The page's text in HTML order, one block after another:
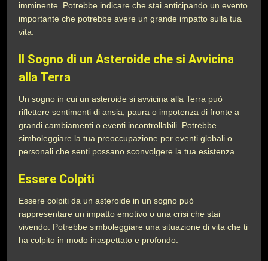
imminente. Potrebbe indicare che stai anticipando un evento
importante che potrebbe avere un grande impatto sulla tua
vita.
Il Sogno di un Asteroide che si Avvicina
alla Terra
Un sogno in cui un asteroide si avvicina alla Terra può
riflettere sentimenti di ansia, paura o impotenza di fronte a
grandi cambiamenti o eventi incontrollabili. Potrebbe
simboleggiare la tua preoccupazione per eventi globali o
personali che senti possano sconvolgere la tua esistenza.
Essere Colpiti
Essere colpiti da un asteroide in un sogno può
rappresentare un impatto emotivo o una crisi che stai
vivendo. Potrebbe simboleggiare una situazione di vita che ti
ha colpito in modo inaspettato e profondo.